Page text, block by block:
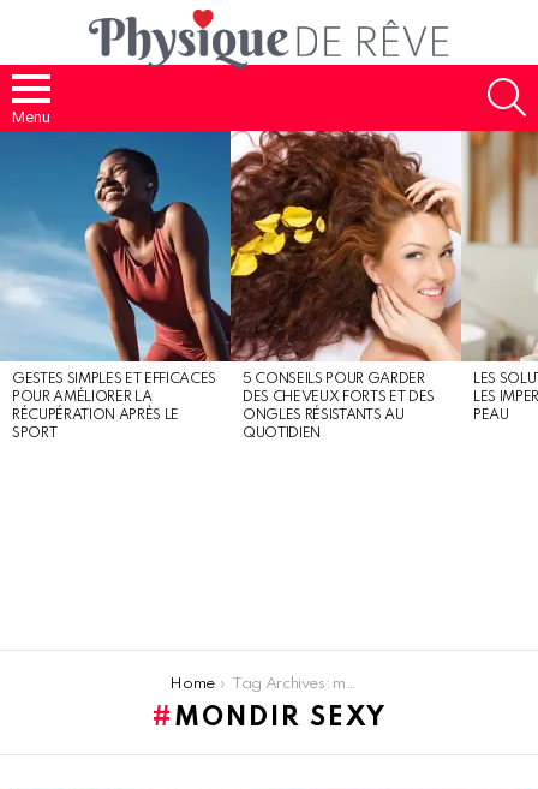
Menu
GESTES SIMPLES ET EFFICACES
POUR AMÉLIORER LA
RÉCUPÉRATION APRÈS LE
SPORT
5 CONSEILS POUR GARDER
DES CHEVEUX FORTS ET DES
ONGLES RÉSISTANTS AU
QUOTIDIEN
LES
LES
PEAU
Home Tag Archives: mondir sexy
MONDIR SEXY